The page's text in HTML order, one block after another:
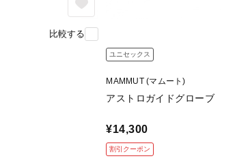
比較する
ユニセックス
MAMMUT (マムート)
アストロガイドグローブ
¥14,300
割引クーポン